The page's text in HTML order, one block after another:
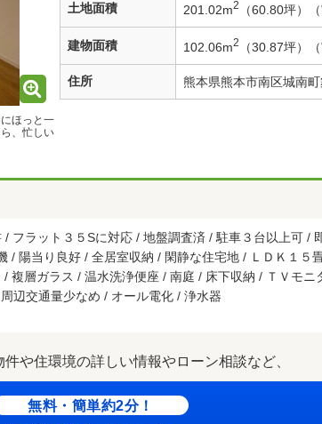
ほっと一
、忙しい
土地面積 201.02m2 （60.80坪）（
建物面積 102.06m2 （30.87坪）（
住所 熊本県熊本市南区城南
フラット３５Sに対応 / 地盤調査済 / 駐車３台以上可 /
/ 陽当り良好 / 全居室収納 / 閑静な住宅地 / ＬＤＫ１５
複層ガラス / 温水洗浄便座 / 南庭 / 床下収納 / ＴＶモニ
辺交通量少なめ / オール電化 / 浄水器
や住環境の詳しい情報やローン相談など、
無料・簡単約2分！